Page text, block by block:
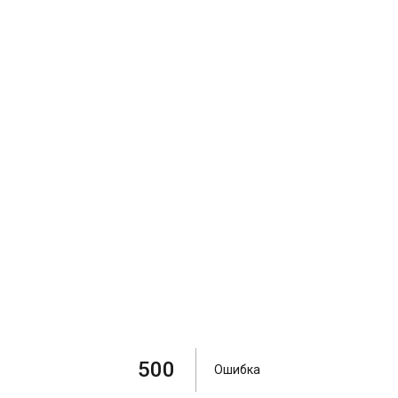
500 Ошибка